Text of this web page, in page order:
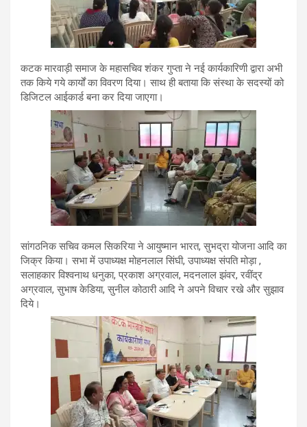
कटक मारवाड़ी समाज के महासचिव शंकर गुप्ता ने नई कार्यकारिणी द्वारा अभी
तक किये गये कार्यों का विवरण दिया। साथ ही बताया कि संस्था के सदस्यों को
डिजिटल आईकार्ड बना कर दिया जाएगा।
सांगठनिक सचिव कमल सिकरिया ने आयुष्मान भारत, सुभद्रा योजना आदि का
जिक्र किया। सभा में उपाध्यक्ष मोहनलाल सिंघी, उपाध्यक्ष संपति मोड़ा ,
सलाहकार विश्वनाथ धनुका, प्रकाश अग्रवाल, मदनलाल झंवर, रवींद्र
अग्रवाल, सुभाष केडिया, सुनील कोठारी आदि ने अपने विचार रखे और सुझाव
दिये।